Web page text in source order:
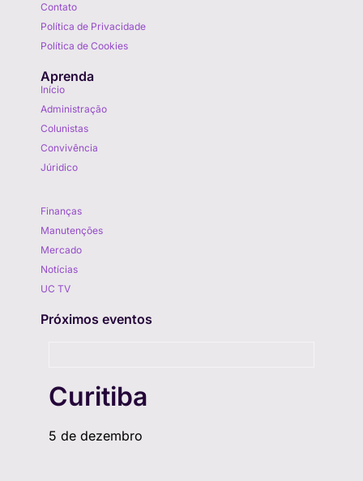
Contato
Política de Privacidade
Política de Cookies
Aprenda
Início
Administração
Colunistas
Convivência
Júridico
Finanças
Manutenções
Mercado
Notícias
UC TV
Próximos eventos
Curitiba
5 de dezembro